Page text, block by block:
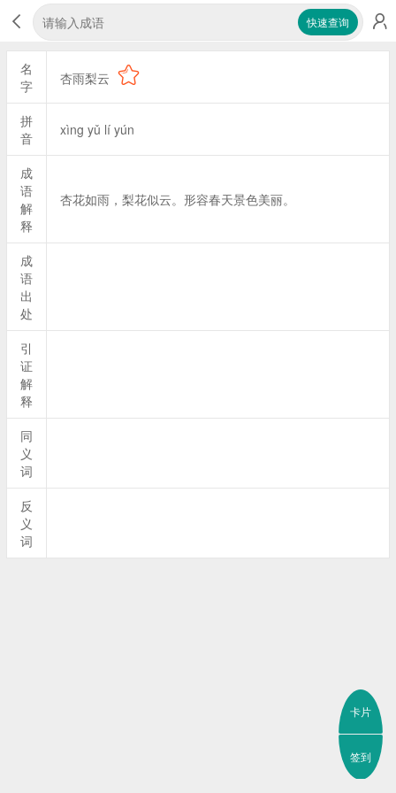
快速查询
名
字
杏雨梨云
拼
音
xìng yǔ lí yún
成
语
解
释
杏花如雨，梨花似云。形容春天景色美丽。
成
语
出
处
引
证
解
释
同
义
词
反
义
词
卡片
签到